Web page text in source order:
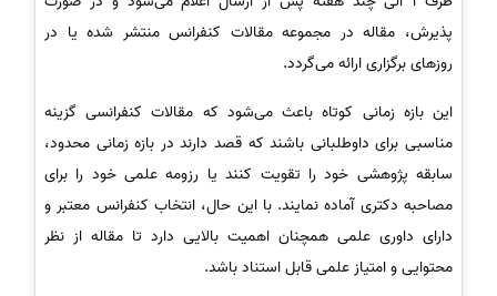
پذیرش، مقاله در مجموعه مقالات کنفرانس منتشر شده یا در
روزهای برگزاری ارائه می‌گردد.
این بازه زمانی کوتاه باعث می‌شود که مقالات کنفرانسی گزینه
مناسبی برای داوطلبانی باشند که قصد دارند در بازه زمانی محدود،
سابقه پژوهشی خود را تقویت کنند یا رزومه علمی خود را برای
مصاحبه دکتری آماده نمایند. با این حال، انتخاب کنفرانس معتبر و
دارای داوری علمی همچنان اهمیت بالایی دارد تا مقاله از نظر
محتوایی و امتیاز علمی قابل استناد باشد.